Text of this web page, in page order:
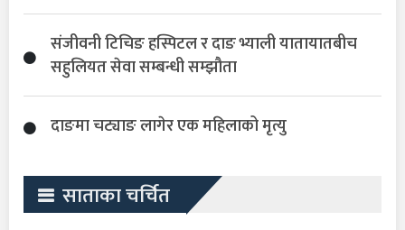
संजीवनी टिचिङ हस्पिटल र दाङ भ्याली यातायातबीच
सहुलियत सेवा सम्बन्धी सम्झौता
दाङमा चट्याङ लागेर एक महिलाको मृत्यु
साताका चर्चित